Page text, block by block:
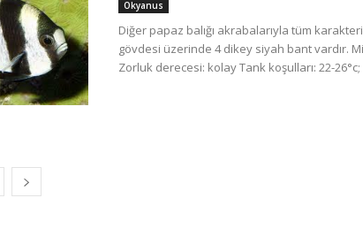
Okyanus
Diğer papaz balığı akrabalarıyla tüm
gövdesi üzerinde 4 dikey siyah bant vardır.
Zorluk derecesi: kolay Tank koşulları: 22-26°c;